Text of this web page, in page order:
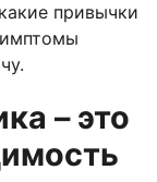
привычки
– это